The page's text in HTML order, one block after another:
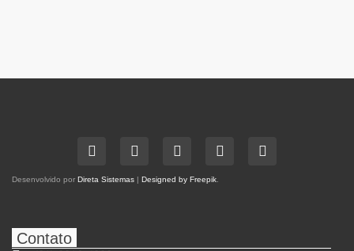
Desenvolvido por Direta Sistemas | Designed by Freepik.
Contato